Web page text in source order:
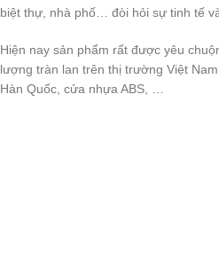
biệt thự, nhà phố… đòi hỏi sự tinh tế
Hiện nay sản phẩm rất được yêu
lượng tràn lan trên thị trường Việt
Hàn Quốc, cửa nhựa ABS, …